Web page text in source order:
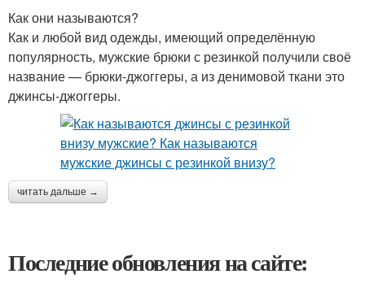
Как они называются?
Как и любой вид одежды, имеющий определённую
популярность, мужские брюки с резинкой получили своё
название — брюки-джоггеры, а из денимовой ткани это
джинсы-джоггеры.
читать дальше →
Последние обновления на сайте: